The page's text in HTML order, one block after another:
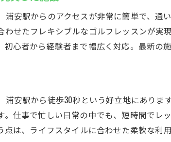
クラブのフィッティングもできるイン
自分に合ったクラブ選びの重要性
フィッティングサービスでスコア
フィッティングで実現する理想の
プロの指導でクラブを最適化
スタジオからクラブ発送も可能なイン
安駅からのアクセスが非常に簡単で、
せたフレキシブルなゴルフレッスンが
心者から経験者まで幅広く対応。最新の
安駅から徒歩30秒という好立地にあり
仕事で忙しい日常の中でも、短時間で
は、ライフスタイルに合わせた柔軟な